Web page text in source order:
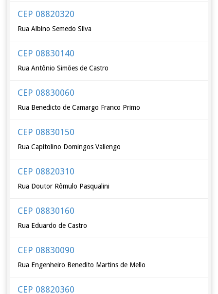
CEP 08820320
Rua Albino Semedo Silva
CEP 08830140
Rua Antônio Simões de Castro
CEP 08830060
Rua Benedicto de Camargo Franco Primo
CEP 08830150
Rua Capitolino Domingos Valiengo
CEP 08820310
Rua Doutor Rômulo Pasqualini
CEP 08830160
Rua Eduardo de Castro
CEP 08830090
Rua Engenheiro Benedito Martins de Mello
CEP 08820360